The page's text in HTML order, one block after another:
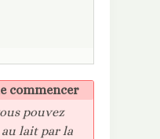
commencer
pouvez
lait par la